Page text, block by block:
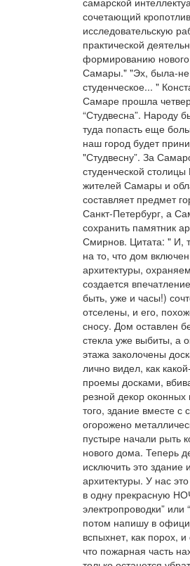
сочетающий
исследовательскую
практической
формированию нового
Самары." "Эх, была-
студенческое... "
Самаре прошла
“Студвесна”. Народу
туда попасть еще
наш город будет
"Студвесну”. За
студенческой
жителей Самары и
составляет предмет
Санкт-Петербург, а
сохранить памятник
Смирнов. Цитата: " И,
на то, что дом
архитектуры,
создается
быть, уже и часы!)
отселены, и его,
сносу. Дом оставлен
стекла уже выбиты, а
этажа заколочены
лично видел, как
проемы досками,
резной декор
того, здание вместе
огорожено
пустыре начали рыть
нового дома. Теперь
исключить это здание
архитектуры. У нас
в одну прекрасную
электропроводки”
потом напишу в
вспыхнет, как порох,
что пожарная часть